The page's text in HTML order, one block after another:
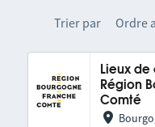
Trier par Ordre
Lieux de
Région
Comté